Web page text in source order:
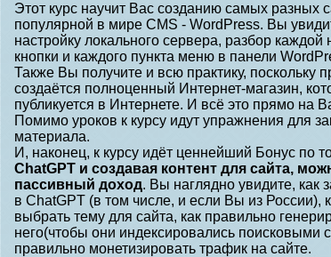
Этот курс научит Вас созданию самых разных
популярной в мире CMS - WordPress. Вы
настройку локального сервера, разбор каждой
кнопки и каждого пункта меню в панели
Также Вы получите и всю практику, поскольку
создаётся полноценный Интернет-магазин,
публикуется в Интернете. И всё это прямо на
Помимо уроков к курсу идут упражнения для
материала.
И, наконец, к курсу идёт ценнейший Бонус по
ChatGPT и создавая контент для сайта,
пассивный доход. Вы наглядно увидите, как
в ChatGPT (в том числе, и если Вы из России),
выбрать тему для сайта, как правильно
него(чтобы они индексировались поисковыми
правильно монетизировать трафик на сайте.